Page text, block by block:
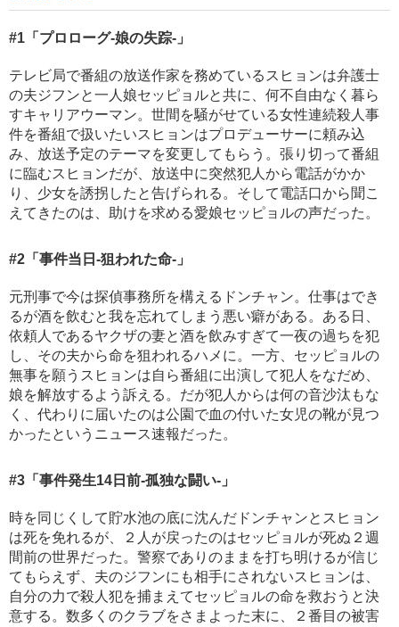
#1 「プロローグ-娘の失踪-」
テレビ局で番組の放送作家を務めているスヒョンは弁護士
の夫ジフンと一人娘セッピョルと共に、何不自由なく暮ら
すキャリアウーマン。世間を騒がせている女性連続殺人事
件を番組で扱いたいスヒョンはプロデューサーに頼み込
み、放送予定のテーマを変更してもらう。張り切って番組
に臨むスヒョンだが、放送中に突然犯人から電話がかか
り、少女を誘拐したと告げられる。そして電話口から聞こ
えてきたのは、助けを求める愛娘セッピョルの声だった。
#2 「事件当日-狙われた命-」
元刑事で今は探偵事務所を構えるドンチャン。仕事はでき
るが酒を飲むと我を忘れてしまう悪い癖がある。ある日、
依頼人であるヤクザの妻と酒を飲みすぎて一夜の過ちを犯
し、その夫から命を狙われるハメに。一方、セッピョルの
無事を願うスヒョンは自ら番組に出演して犯人をなだめ、
娘を解放するよう訴える。だが犯人からは何の音沙汰もな
く、代わりに届いたのは公園で血の付いた女児の靴が見つ
かったというニュース速報だった。
#3 「事件発生14日前-孤独な闘い-」
時を同じくして貯水池の底に沈んだドンチャンとスヒョン
は死を免れるが、２人が戻ったのはセッピョルが死ぬ２週
間前の世界だった。警察でありのままを打ち明けるが信じ
てもらえず、夫のジフンにも相手にされないスヒョンは、
自分の力で殺人犯を捕まえてセッピョルの命を救おうと決
意する。数多くのクラブをさまよった末に、２番目の被害